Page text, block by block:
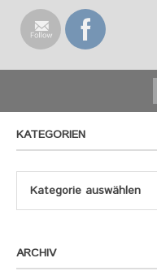
KATEGORIEN
Kategorien
ARCHIV